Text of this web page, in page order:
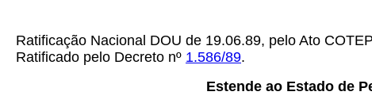
Ratificação Nacional DOU de 19.06.89, pelo Ato
Ratificado pelo Decreto nº 1.586/89.
Estende ao Estado de